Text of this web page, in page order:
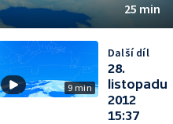
25 min
9 min
Další díl
28.
listopadu
2012
15:37